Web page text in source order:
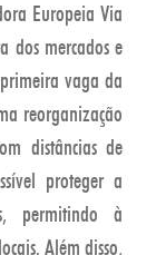
Europeia Via
dos mercados e
vaga da
reorganização
distâncias de
proteger a
permitindo à
Além disso,